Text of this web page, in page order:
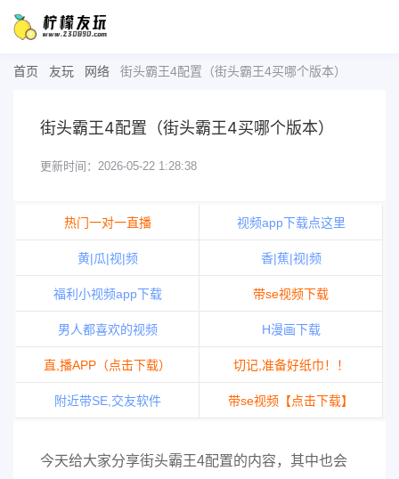
首页 友玩 网络 街头霸王4配置（街头霸王4买哪个版本）
街头霸王4配置（街头霸王4买哪个版本）
更新时间：2026-05-22 1:28:38
热门一对一直播 视频app下载点这里
黄|瓜|视|频 香|蕉|视|频
福利小视频app下载 带se视频下载
男人都喜欢的视频 H漫画下载
直,播APP（点击下载） 切记,准备好纸巾！！
附近带SE,交友软件 带se视频【点击下载】
今天给大家分享街头霸王4配置的内容，其中也会